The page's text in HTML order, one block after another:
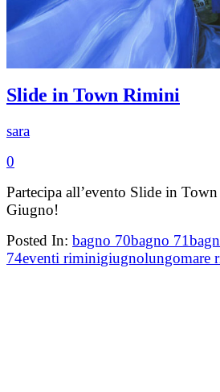
Slide in Town Rimini
sara
0
Partecipa all’evento Slide in
Giugno!
Posted In: bagno 70bagno 71
74eventi riminigiugnolungomare